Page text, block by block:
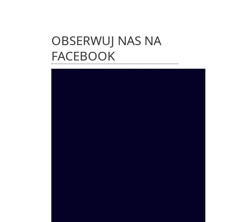
OBSERWUJ NAS NA
FACEBOOK